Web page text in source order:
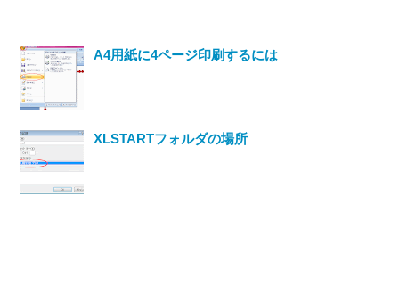
A4用紙に4ページ印刷するには
XLSTARTフォルダの場所